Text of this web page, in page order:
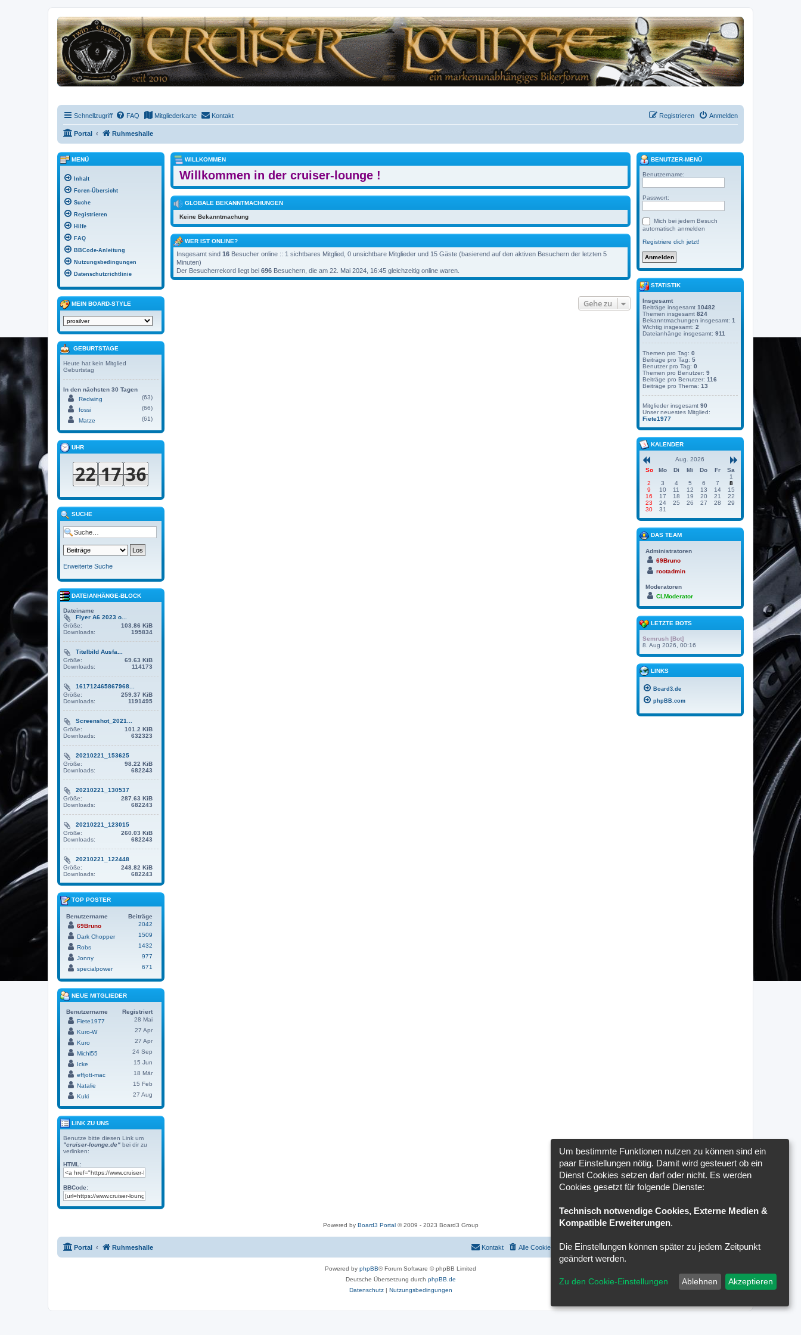
Schnellzugriff FAQ Mitgliederkarte Kontakt Anmelden
Registrieren
Portal Ruhmeshalle
WILLKOMMEN
Willkommen in der cruiser-lounge !
GLOBALE BEKANNTMACHUNGEN
Keine Bekanntmachung
WER IST ONLINE?
Insgesamt sind 16 Besucher online :: 1 sichtbares Mitglied, 0 unsichtbare Mitglieder und 15 Gäste (basierend auf den aktiven Besuchern der letzten 5
Minuten)
Der Besucherrekord liegt bei 696 Besuchern, die am 22. Mai 2024, 16:45 gleichzeitig online waren.
Gehe zu
MENÜ
Inhalt
Foren-Übersicht
Suche
Registrieren
Hilfe
FAQ
BBCode-Anleitung
Nutzungsbedingungen
Datenschutzrichtlinie
MEIN BOARD-STYLE
GEBURTSTAGE
Heute hat kein Mitglied
Geburtstag
In den nächsten 30 Tagen
Redwing
(63)
fossi
(66)
Matze
(61)
UHR
SUCHE
Erweiterte Suche
DATEIANHÄNGE-BLOCK
Dateiname
Flyer A6 2023 o...
Größe:
103.86 KiB
Downloads:
195834
Titelbild Ausfa...
Größe:
69.63 KiB
Downloads:
114173
161712465867968...
Größe:
259.37 KiB
Downloads:
1191495
Screenshot_2021...
Größe:
101.2 KiB
Downloads:
632323
20210221_153625
Größe:
98.22 KiB
Downloads:
682243
20210221_130537
Größe:
287.63 KiB
Downloads:
682243
20210221_123015
Größe:
260.03 KiB
Downloads:
682243
20210221_122448
Größe:
248.82 KiB
Downloads:
682243
TOP POSTER
Benutzername
Beiträge
69Bruno
2042
Dark Chopper
1509
Robs
1432
Jonny
977
specialpower
671
NEUE MITGLIEDER
Benutzername
Registriert
Fiete1977
28 Mai
Kuro-W
27 Apr
Kuro
27 Apr
Michl55
24 Sep
Icke
15 Jun
effjott-mac
18 Mär
Natalie
15 Feb
Kuki
27 Aug
LINK ZU UNS
Benutze bitte diesen Link um
"cruiser-lounge.de" bei dir zu
verlinken:
HTML:
BBCode:
BENUTZER-MENÜ
Benutzername:
Passwort:
Mich bei jedem Besuch
automatisch anmelden
Registriere dich jetzt!
STATISTIK
Insgesamt
Beiträge insgesamt 10482
Themen insgesamt 824
Bekanntmachungen insgesamt: 1
Wichtig insgesamt: 2
Dateianhänge insgesamt: 911
Themen pro Tag: 0
Beiträge pro Tag: 5
Benutzer pro Tag: 0
Themen pro Benutzer: 9
Beiträge pro Benutzer: 116
Beiträge pro Thema: 13
Mitglieder insgesamt 90
Unser neuestes Mitglied:
Fiete1977
KALENDER
Aug. 2026
So
Mo Di Mi Do Fr
Sa
1
2
3 4 5 6 7
8
9
10 11 12 13 14
15
16
17 18 19 20 21
22
23
24 25 26 27 28
29
30
31
DAS TEAM
Administratoren
69Bruno
rootadmin
Moderatoren
CLModerator
LETZTE BOTS
Semrush [Bot]
8. Aug 2026, 00:16
LINKS
Board3.de
phpBB.com
Powered by Board3 Portal© 2009 - 2023 Board3 Group
Portal Ruhmeshalle Alle Zeiten sindUTC+02:00
Cookie-Einstellungen
Alle Cookies löschen
Kontakt
Powered by phpBB® Forum Software © phpBB Limited
Deutsche Übersetzung durch phpBB.de
Datenschutz| Nutzungsbedingungen
Um bestimmte Funktionen nutzen zu können sind ein
paar Einstellungen nötig. Damit wird gesteuert ob ein
Dienst Cookies setzen darf oder nicht. Es werden
Cookies gesetzt für folgende Dienste:
Technisch notwendige Cookies, Externe Medien &
Kompatible Erweiterungen.
Die Einstellungen können später zu jedem Zeitpunkt
geändert werden.
Zu den Cookie-Einstellungen Ablehnen Akzeptieren